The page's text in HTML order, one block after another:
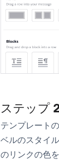
ステップ
テンプレート
ベルのスタイ
のリンクの色